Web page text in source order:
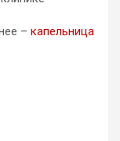
– капельница